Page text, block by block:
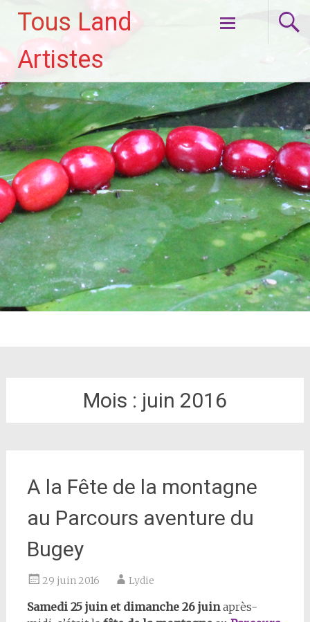
Tous Land
Artistes
contenu
Mois : juin 2016
A la Fête de la montagne
au Parcours aventure du
Bugey
29 juin 2016 Lydie
Samedi 25 juin et dimanche 26 juinaprès-